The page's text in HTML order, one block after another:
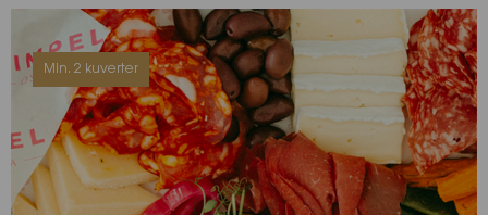
Min. 2 kuverter